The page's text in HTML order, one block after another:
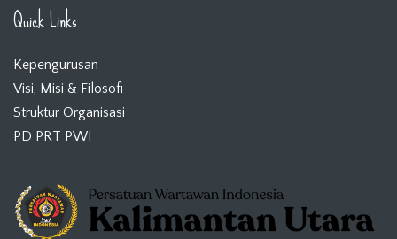
Quick Links
Kepengurusan
Visi, Misi & Filosofi
Struktur Organisasi
PD PRT PWI